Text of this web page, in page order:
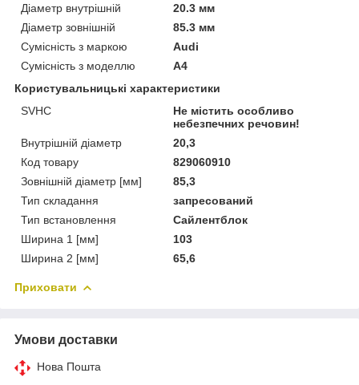
Діаметр внутрішній
20.3 мм
Діаметр зовнішній
85.3 мм
Сумісність з маркою
Audi
Сумісність з моделлю
A4
Користувальницькі характеристики
SVHC
Не містить особливо
небезпечних речовин!
Внутрішній діаметр
20,3
Код товару
829060910
Зовнішній діаметр [мм]
85,3
Тип складання
запресований
Тип встановлення
Сайлентблок
Ширина 1 [мм]
103
Ширина 2 [мм]
65,6
Приховати
Умови доставки
Нова Пошта